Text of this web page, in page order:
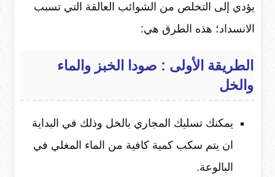
يؤدي إلى التخلص من الشوائب العالقة التي تسبب
الانسداد؛ هذه الطرق هي:
الطريقة الأولى : صودا الخبز والماء
والخل
يمكنك تسليك المجاري بالخل وذلك في البداية
ان يتم سكب كمية كافية من الماء المغلي في
البالوعة.